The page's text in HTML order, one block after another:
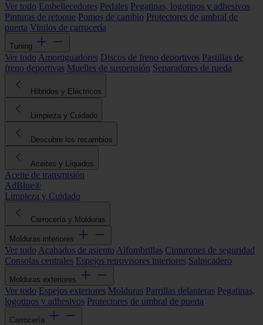
Ver todo Embellecedores Pedales Pegatinas, logotipos y adhesivos
Pinturas de retoque Pomos de cambio Protectores de umbral de
puerta Vinilos de carrocería
Tuning
Ver todo Amortiguadores Discos de freno deportivos Pastillas de
freno deportivas Muelles de suspensión Separadores de rueda
Híbridos y Eléctricos
Limpieza y Cuidado
Descubre los recambios
Aceites y Líquidos
Aceite de transmisión
AdBlue®
Limpieza y Cuidado
Carrocería y Molduras
Molduras interiores
Ver todo Acabados de asiento Alfombrillas Cinturones de seguridad
Consolas centrales Espejos retrovisores interiores Salpicadero
Molduras exteriores
Ver todo Espejos exteriores Molduras Parrillas delanteras Pegatinas,
logotipos y adhesivos Protectores de umbral de puerta
Carrocería